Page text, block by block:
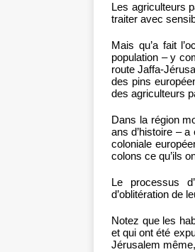
Les agriculteurs
traiter avec
Mais qu’a fait
population – y
route Jaffa-
des pins
des agriculteurs
Dans la région
ans d’histoire –
coloniale
colons ce qu’ils
Le processus
d’oblitération de
Notez que les
et qui ont été
Jérusalem